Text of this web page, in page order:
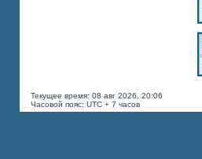
Текущее время: 08 авг 2026, 20:06
Часовой пояс: UTC + 7 часов